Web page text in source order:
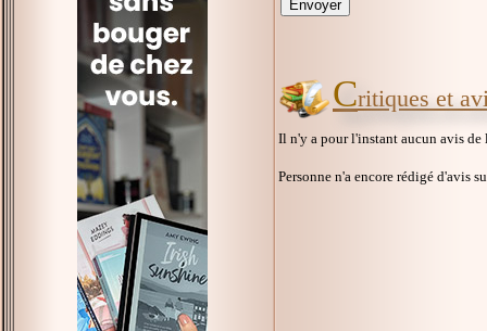
Critiques et
Il n'y a pour l'instant aucun avis
Personne n'a encore rédigé d'avis